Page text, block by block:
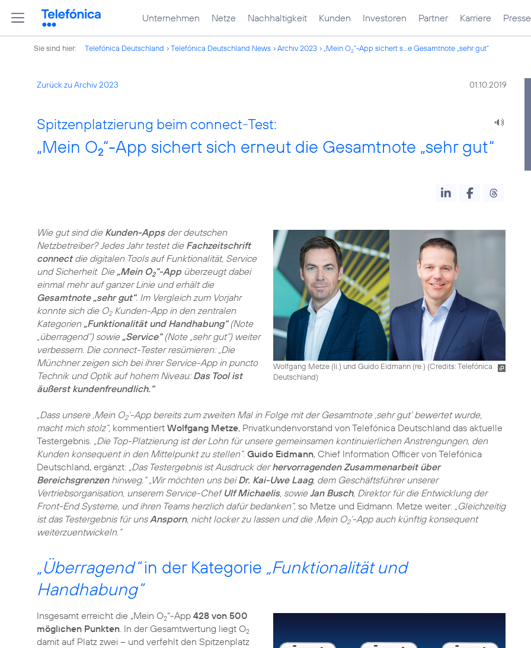
Unternehmen Netze Nachhaltigkeit Kunden Investoren Partner Karriere Presse
Sie sind hier: Telefónica Deutschland Telefónica Deutschland News Archiv 2023 „Mein O2“-App sichert s...e Gesamtnote „sehr gut“
Zurück zu Archiv 2023 01.10.2019
Spitzenplatzierung beim connect-Test:
„Mein O2“-App sichert sich erneut die Gesamtnote „sehr gut“
Wolfgang Metze (li.) und Guido Eidmann (re.) (Credits: Telefónica
Deutschland)
Wie gut sind die Kunden-Appsder deutschen
Netzbetreiber? Jedes Jahr testet die Fachzeitschrift
connectdie digitalen Tools auf Funktionalität, Service
und Sicherheit. Die „Mein O2“-App überzeugt dabei
einmal mehr auf ganzer Linie und erhält die
Gesamtnote „sehr gut“. Im Vergleich zum Vorjahr
konnte sich die O2Kunden-App in den zentralen
Kategorien „Funktionalität und Handhabung“(Note
„überragend“) sowie „Service“(Note „sehr gut“) weiter
verbessern. Die connect-Tester resümieren: „Die
Münchner zeigen sich bei ihrer Service-App in puncto
Technik und Optik auf hohem Niveau: Das Tool ist
äußerst kundenfreundlich.“
„Dass unsere ‚Mein O2‘-App bereits zum zweiten Mal in Folge mit der Gesamtnote ‚sehr gut‘ bewertet wurde,
macht mich stolz“, kommentiert Wolfgang Metze, Privatkundenvorstand von Telefónica Deutschland das aktuelle
Testergebnis. „Die Top-Platzierung ist der Lohn für unsere gemeinsamen kontinuierlichen Anstrengungen, den
Kunden konsequent in den Mittelpunkt zu stellen“. Guido Eidmann, Chief Information Officer von Telefónica
Deutschland, ergänzt: „Das Testergebnis ist Ausdruck derhervorragenden Zusammenarbeit über
Bereichsgrenzenhinweg.“ „Wir möchten uns beiDr. Kai-Uwe Laag, dem Geschäftsführer unserer
Vertriebsorganisation, unserem Service-Chef Ulf Michaelis, sowieJan Busch, Direktor für die Entwicklung der
Front-End Systeme, und ihren Teams herzlich dafür bedanken“, so Metze und Eidmann. Metze weiter: „Gleichzeitig
ist das Testergebnis für unsAnsporn, nicht locker zu lassen und die ‚Mein O2‘-App auch künftig konsequent
weiterzuentwickeln.“
„Überragend“in der Kategorie „Funktionalität und
Handhabung“
Insgesamt erreicht die „Mein O2“-App 428 von 500
möglichen Punkten. In der Gesamtwertung liegt O2
damit auf Platz zwei – und verfehlt den Spitzenplatz